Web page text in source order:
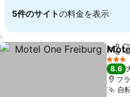
5件のサイトの料金を表示
シェ
3 ホテ
8.6
フ
自